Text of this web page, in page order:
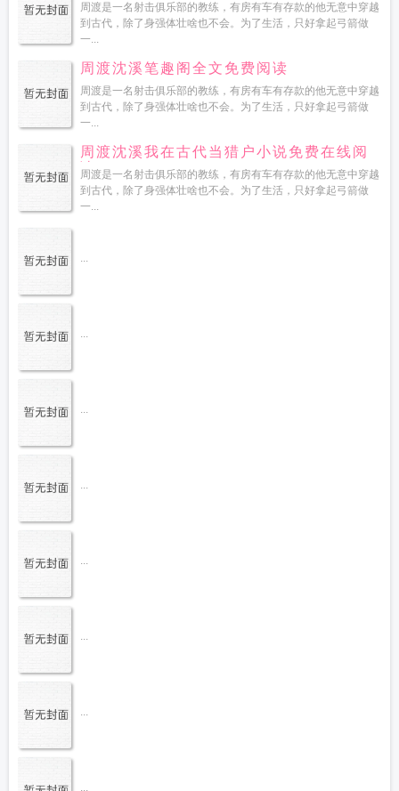
周渡是一名射击俱乐部的教练，有房有车有存款的他无意中穿越
到古代，除了身强体壮啥也不会。为了生活，只好拿起弓箭做
一...
周渡沈溪笔趣阁全文免费阅读
周渡是一名射击俱乐部的教练，有房有车有存款的他无意中穿越
到古代，除了身强体壮啥也不会。为了生活，只好拿起弓箭做
一...
周渡沈溪我在古代当猎户小说免费在线阅
读
周渡是一名射击俱乐部的教练，有房有车有存款的他无意中穿越
到古代，除了身强体壮啥也不会。为了生活，只好拿起弓箭做
一...
...
...
...
...
...
...
...
...